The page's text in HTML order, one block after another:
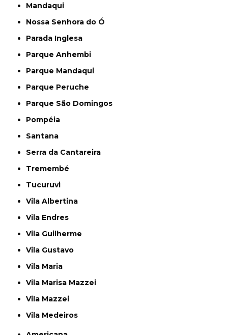
Mandaqui
Nossa Senhora do Ó
Parada Inglesa
Parque Anhembi
Parque Mandaqui
Parque Peruche
Parque São Domingos
Pompéia
Santana
Serra da Cantareira
Tremembé
Tucuruvi
Vila Albertina
Vila Endres
Vila Guilherme
Vila Gustavo
Vila Maria
Vila Marisa Mazzei
Vila Mazzei
Vila Medeiros